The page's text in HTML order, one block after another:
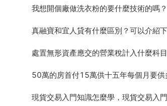
我想開個廠做洗衣粉的要什麼技術的嗎？
真融寶和宜人貸有什麼區別？可以介紹
處置無形資產應交的營業稅計入什麼科目
50萬的房首付15萬供十五年每個月要供
現貨交易入門知識怎麼學，現貨交易入